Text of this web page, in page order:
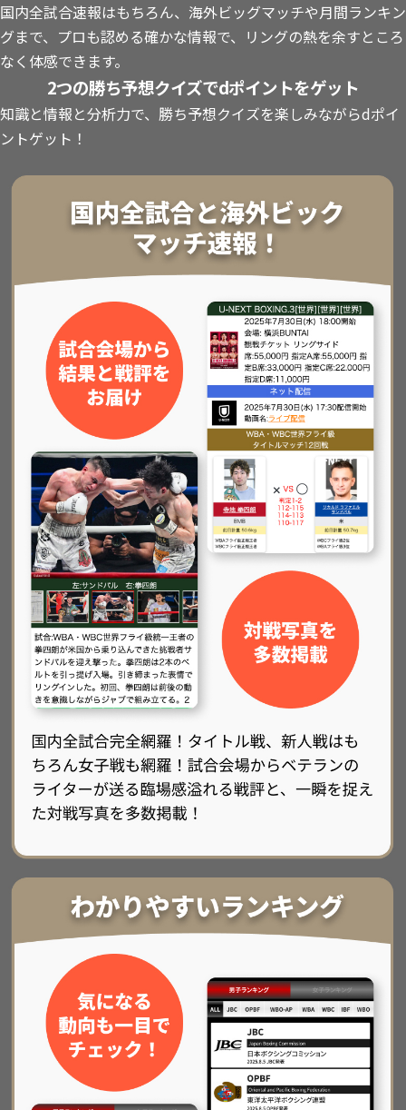
国内全試合速報はもちろん、海外ビッグマッチや月間ランキン
グまで、プロも認める確かな情報で、リングの熱を余すところ
なく体感できます。
2つの勝ち予想クイズでdポイントをゲット
知識と情報と分析力で、勝ち予想クイズを楽しみながらdポイ
ントゲット！